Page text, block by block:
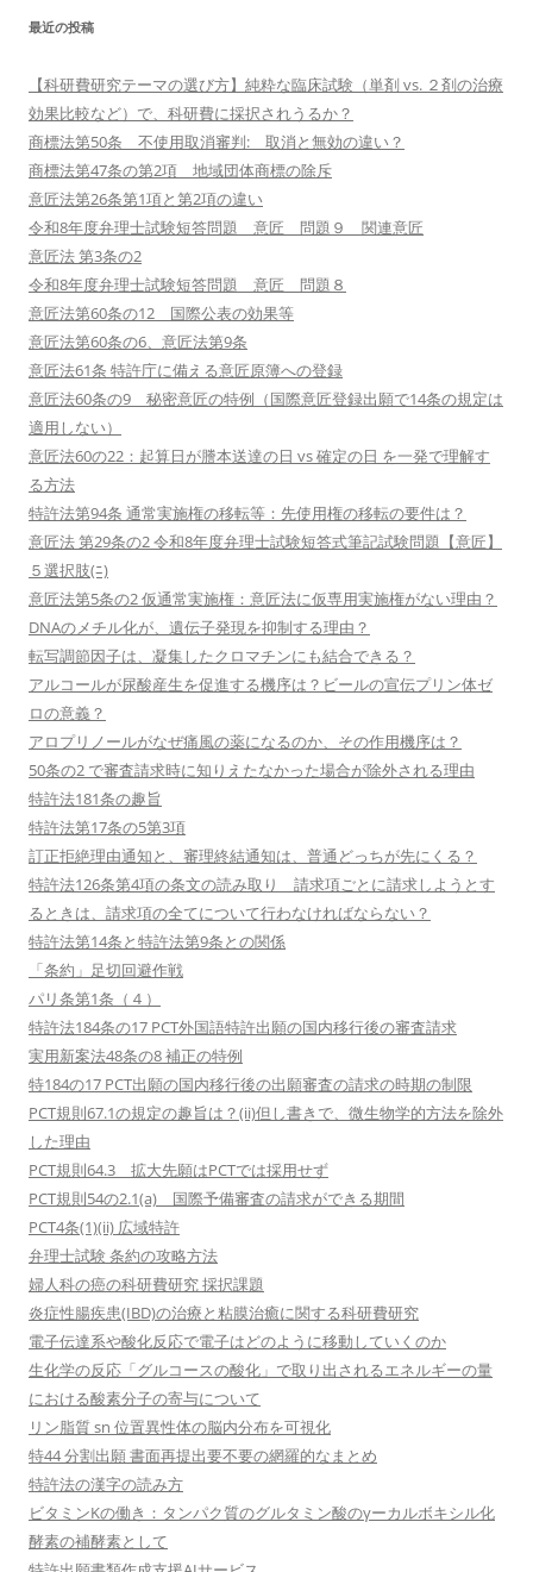
最近の投稿
【科研費研究テーマの選び方】純粋な臨床試験（単剤 vs. ２剤の治療
効果比較など）で、科研費に採択されうるか？
商標法第50条 不使用取消審判: 取消と無効の違い？
商標法第47条の第2項 地域団体商標の除斥
意匠法第26条第1項と第2項の違い
令和8年度弁理士試験短答問題 意匠 問題９ 関連意匠
意匠法 第3条の2
令和8年度弁理士試験短答問題 意匠 問題８
意匠法第60条の12 国際公表の効果等
意匠法第60条の6、意匠法第9条
意匠法61条 特許庁に備える意匠原簿への登録
意匠法60条の9 秘密意匠の特例（国際意匠登録出願で14条の規定は
適用しない）
意匠法60の22：起算日が謄本送達の日 vs 確定の日 を一発で理解す
る方法
特許法第94条 通常実施権の移転等：先使用権の移転の要件は？
意匠法 第29条の2 令和8年度弁理士試験短答式筆記試験問題【意匠】
５選択肢(ﾆ)
意匠法第5条の2 仮通常実施権：意匠法に仮専用実施権がない理由？
DNAのメチル化が、遺伝子発現を抑制する理由？
転写調節因子は、凝集したクロマチンにも結合できる？
アルコールが尿酸産生を促進する機序は？ビールの宣伝プリン体ゼ
ロの意義？
アロプリノールがなぜ痛風の薬になるのか、その作用機序は？
50条の2 で審査請求時に知りえたなかった場合が除外される理由
特許法181条の趣旨
特許法第17条の5第3項
訂正拒絶理由通知と、審理終結通知は、普通どっちが先にくる？
特許法126条第4項の条文の読み取り 請求項ごとに請求しようとす
るときは、請求項の全てについて行わなければならない？
特許法第14条と特許法第9条との関係
「条約」足切回避作戦
パリ条第1条（４）
特許法184条の17 PCT外国語特許出願の国内移行後の審査請求
実用新案法48条の8 補正の特例
特184の17 PCT出願の国内移行後の出願審査の請求の時期の制限
PCT規則67.1の規定の趣旨は？(ii)但し書きで、微生物学的方法を除外
した理由
PCT規則64.3 拡大先願はPCTでは採用せず
PCT規則54の2.1(a) 国際予備審査の請求ができる期間
PCT4条(1)(ii) 広域特許
弁理士試験 条約の攻略方法
婦人科の癌の科研費研究 採択課題
炎症性腸疾患(IBD)の治療と粘膜治癒に関する科研費研究
電子伝達系や酸化反応で電子はどのように移動していくのか
生化学の反応「グルコースの酸化」で取り出されるエネルギーの量
における酸素分子の寄与について
リン脂質 sn 位置異性体の脳内分布を可視化
特44 分割出願 書面再提出要不要の網羅的なまとめ
特許法の漢字の読み方
ビタミンKの働き：タンパク質のグルタミン酸のγーカルボキシル化
酵素の補酵素として